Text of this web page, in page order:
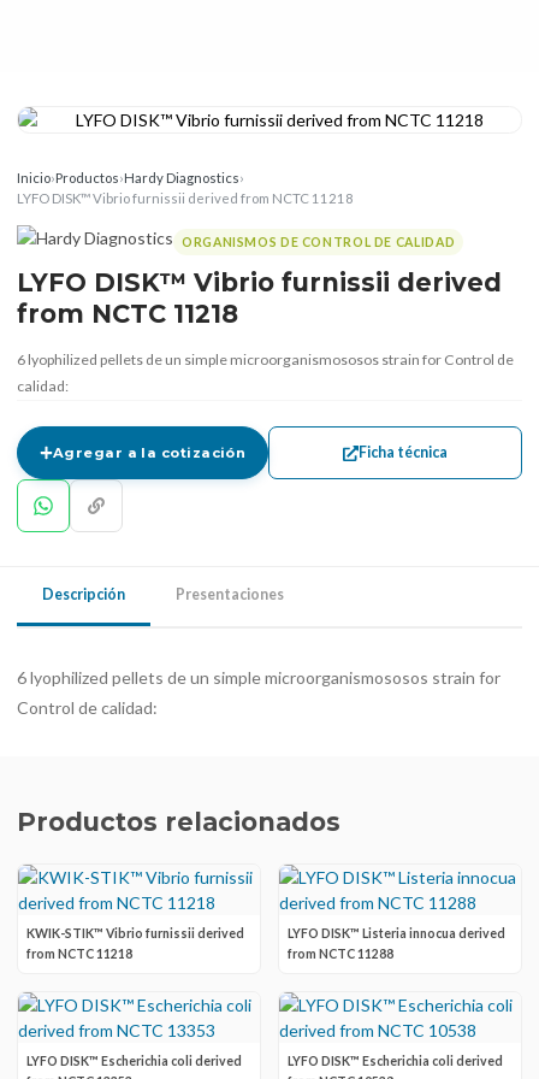
Inicio›Productos›Hardy Diagnostics›
LYFO DISK™ Vibrio furnissii derived from NCTC 11218
ORGANISMOS DE CONTROL DE CALIDAD
LYFO DISK™ Vibrio furnissii derived
from NCTC 11218
6 lyophilized pellets de un simple microorganismososos strain for Control de
calidad:
Agregar a la cotización Ficha técnica
Descripción Presentaciones
6 lyophilized pellets de un simple microorganismososos strain for
Control de calidad:
Productos relacionados
KWIK-STIK™ Vibrio furnissii derived
from NCTC 11218
LYFO DISK™ Listeria innocua derived
from NCTC 11288
LYFO DISK™ Escherichia coli derived
LYFO DISK™ Escherichia coli derived